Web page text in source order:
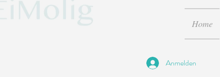
Home
Anmelden